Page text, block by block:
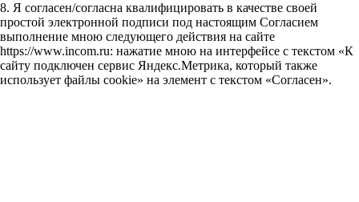
8. Я согласен/согласна квалифицировать в качестве своей
простой электронной подписи под настоящим Согласием
выполнение мною следующего действия на сайте
https://www.incom.ru: нажатие мною на интерфейсе с текстом «К
сайту подключен сервис Яндекс.Метрика, который также
использует файлы cookie» на элемент с текстом «Согласен».